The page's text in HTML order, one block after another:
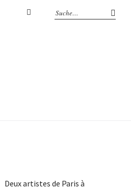
Deux artistes de Paris à